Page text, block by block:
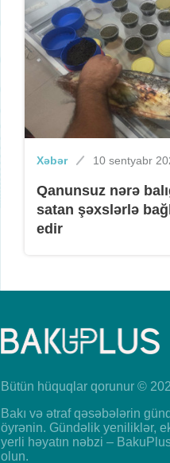
Xəbər 10 sentyabr
Qanunsuz nərə
satan şəxslərlə
edir
Bütün hüquqlar qorunur ©
Bakı və ətraf qəsəbələrin
öyrənin. Gündəlik yeniliklər,
yerli həyatın nəbzi –
olun.